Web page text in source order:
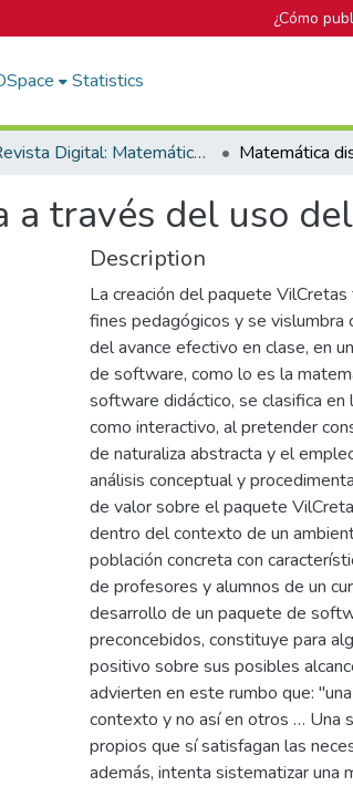
¿Cómo
Statistics
Revista Digital: Matemática, Educación e Internet
a través del uso
Description
La creación del paquete
fines pedagógicos y se
del avance efectivo en clase, en
de software, como lo es la
software didáctico, se clasifica
como interactivo, al pretender
de naturaliza abstracta y el
análisis conceptual y
de valor sobre el paquete
dentro del contexto de un
población concreta con
de profesores y alumnos de un
desarrollo de un paquete de
preconcebidos, constituye para
positivo sobre sus posibles
advierten en este rumbo que:
contexto y no así en otros … Una
propios que sí satisfagan las
además, intenta sistematizar una